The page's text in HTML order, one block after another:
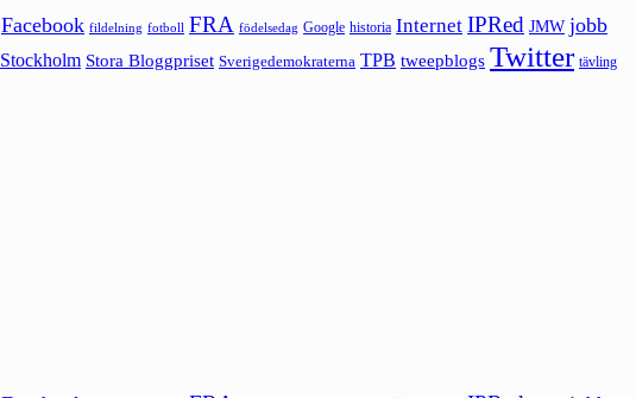
Facebook fildelning fotboll FRA födelsedag Google historia Internet IPRed JMW jobb
Stockholm Stora Bloggpriset Sverigedemokraterna TPB tweepblogs Twitter tävling